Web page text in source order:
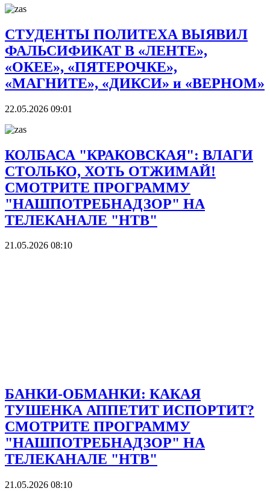
СТУДЕНТЫ ПОЛИТЕХА ВЫЯВИЛ
ФАЛЬСИФИКАТ В «ЛЕНТЕ»,
«ОКЕЕ», «ПЯТЕРОЧКЕ»,
«МАГНИТЕ», «ДИКСИ» и «ВЕРНОМ»
22.05.2026 09:01
КОЛБАСА "КРАКОВСКАЯ": ВЛАГИ
СТОЛЬКО, ХОТЬ ОТЖИМАЙ!
СМОТРИТЕ ПРОГРАММУ
"НАШПОТРЕБНАДЗОР" НА
ТЕЛЕКАНАЛЕ "НТВ"
21.05.2026 08:10
БАНКИ-ОБМАНКИ: КАКАЯ
ТУШЕНКА АППЕТИТ ИСПОРТИТ?
СМОТРИТЕ ПРОГРАММУ
"НАШПОТРЕБНАДЗОР" НА
ТЕЛЕКАНАЛЕ "НТВ"
21.05.2026 08:10